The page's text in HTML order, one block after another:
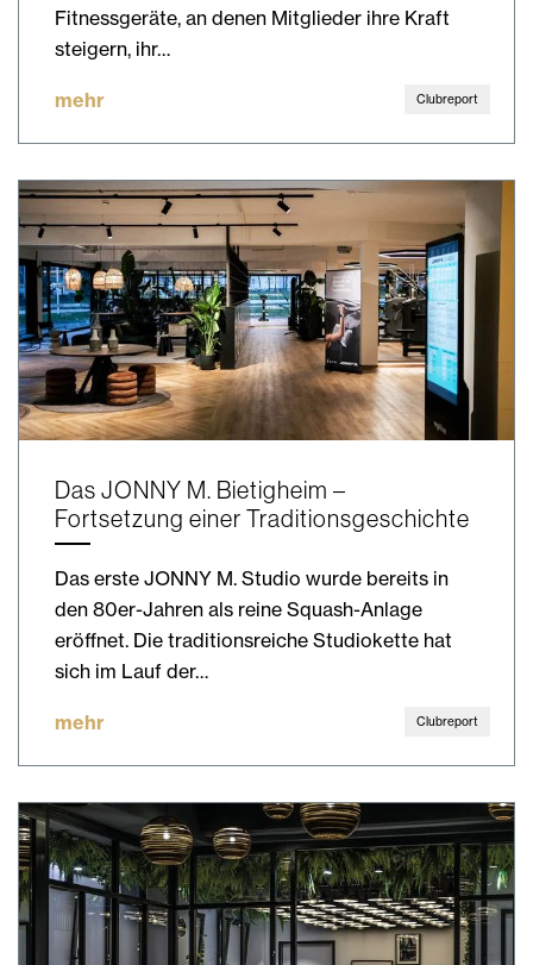
Fitnessgeräte, an denen Mitglieder ihre Kraft
steigern, ihr…
mehr Clubreport
Das JONNY M. Bietigheim –
Fortsetzung einer Traditionsgeschichte
Das erste JONNY M. Studio wurde bereits in
den 80er-Jahren als reine Squash-Anlage
eröffnet. Die traditionsreiche Studiokette hat
sich im Lauf der…
mehr Clubreport